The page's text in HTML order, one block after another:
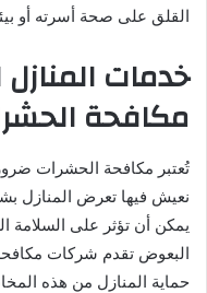
القلق على صحة أسرته أو
خدمات
مكافحة
تُعتبر مكافحة الحشرات
نعيش فيها تعرض المنازل
يمكن أن تؤثر على السلامة
البعوض تقدم شركات
حماية المنازل من هذه